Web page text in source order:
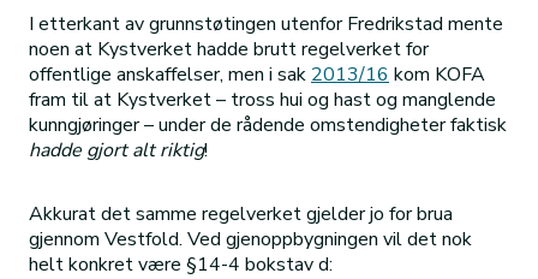
I etterkant av grunnstøtingen utenfor Fredrikstad mente
noen at Kystverket hadde brutt regelverket for
offentlige anskaffelser, men i sak 2013/16 kom KOFA
fram til at Kystverket – tross hui og hast og manglende
kunngjøringer – under de rådende omstendigheter faktisk
hadde gjort alt riktig!
Akkurat det samme regelverket gjelder jo for brua
gjennom Vestfold. Ved gjenoppbygningen vil det nok
helt konkret være §14-4 bokstav d: